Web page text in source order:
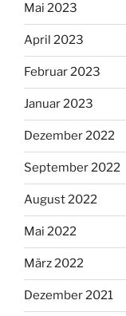
Mai 2023
April 2023
Februar 2023
Januar 2023
Dezember 2022
September 2022
August 2022
Mai 2022
März 2022
Dezember 2021